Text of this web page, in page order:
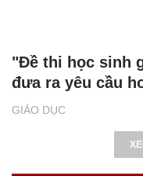
GIÁO DỤC
"Đề thi học sinh
đưa ra yêu cầu